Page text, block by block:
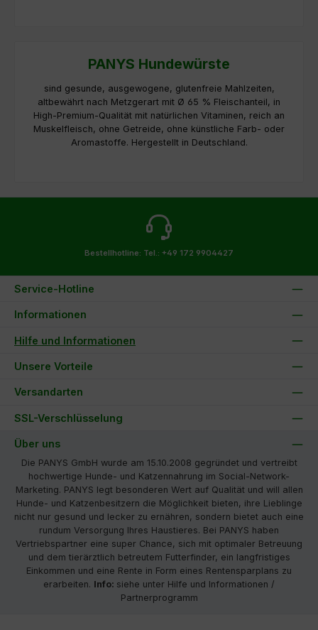
PANYS Hundewürste
sind gesunde, ausgewogene, glutenfreie Mahlzeiten,
altbewährt nach Metzgerart mit Ø 65 % Fleischanteil, in
High-Premium-Qualität mit natürlichen Vitaminen, reich an
Muskelfleisch, ohne Getreide, ohne künstliche Farb- oder
Aromastoffe. Hergestellt in Deutschland.
Bestellhotline: Tel.: +49 172 9904427
Service-Hotline
Informationen
Hilfe und Informationen
Unsere Vorteile
Versandarten
SSL-Verschlüsselung
Über uns
Die PANYS GmbH wurde am 15.10.2008 gegründet und vertreibt
hochwertige Hunde- und Katzennahrung im Social-Network-
Marketing. PANYS legt besonderen Wert auf Qualität und will allen
Hunde- und Katzenbesitzern die Möglichkeit bieten, ihre Lieblinge
nicht nur gesund und lecker zu ernähren, sondern bietet auch eine
rundum Versorgung Ihres Haustieres. Bei PANYS haben
Vertriebspartner eine super Chance, sich mit optimaler Betreuung
und dem tierärztlich betreutem Futterfinder, ein langfristiges
Einkommen und eine Rente in Form eines Rentensparplans zu
erarbeiten. Info: siehe unter Hilfe und Informationen /
Partnerprogramm